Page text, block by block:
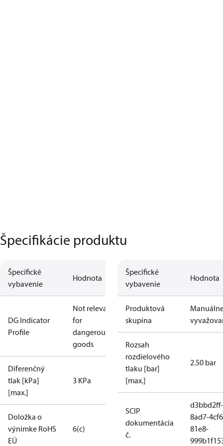
Špecifikácie produktu
Špecifické
vybavenie
Hodnota
DG Indicator
Profile
Not relevant
for
dangerous
goods
Diferenčný
tlak [kPa]
[max.]
3 KPa
Doložka o
výnimke RoHS
EÚ
6(c)
Špecifické
vybavenie
Hodnota
Produktová
skupina
Rozsah
rozdielového
tlaku [bar]
[max.]
2.50 bar
SCIP
dokumentácia
č.
d3bbd2ff-
8ad7-
81e8-